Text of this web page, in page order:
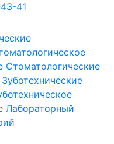
41
Стоматологические
Зуботехнические
Лабораторный